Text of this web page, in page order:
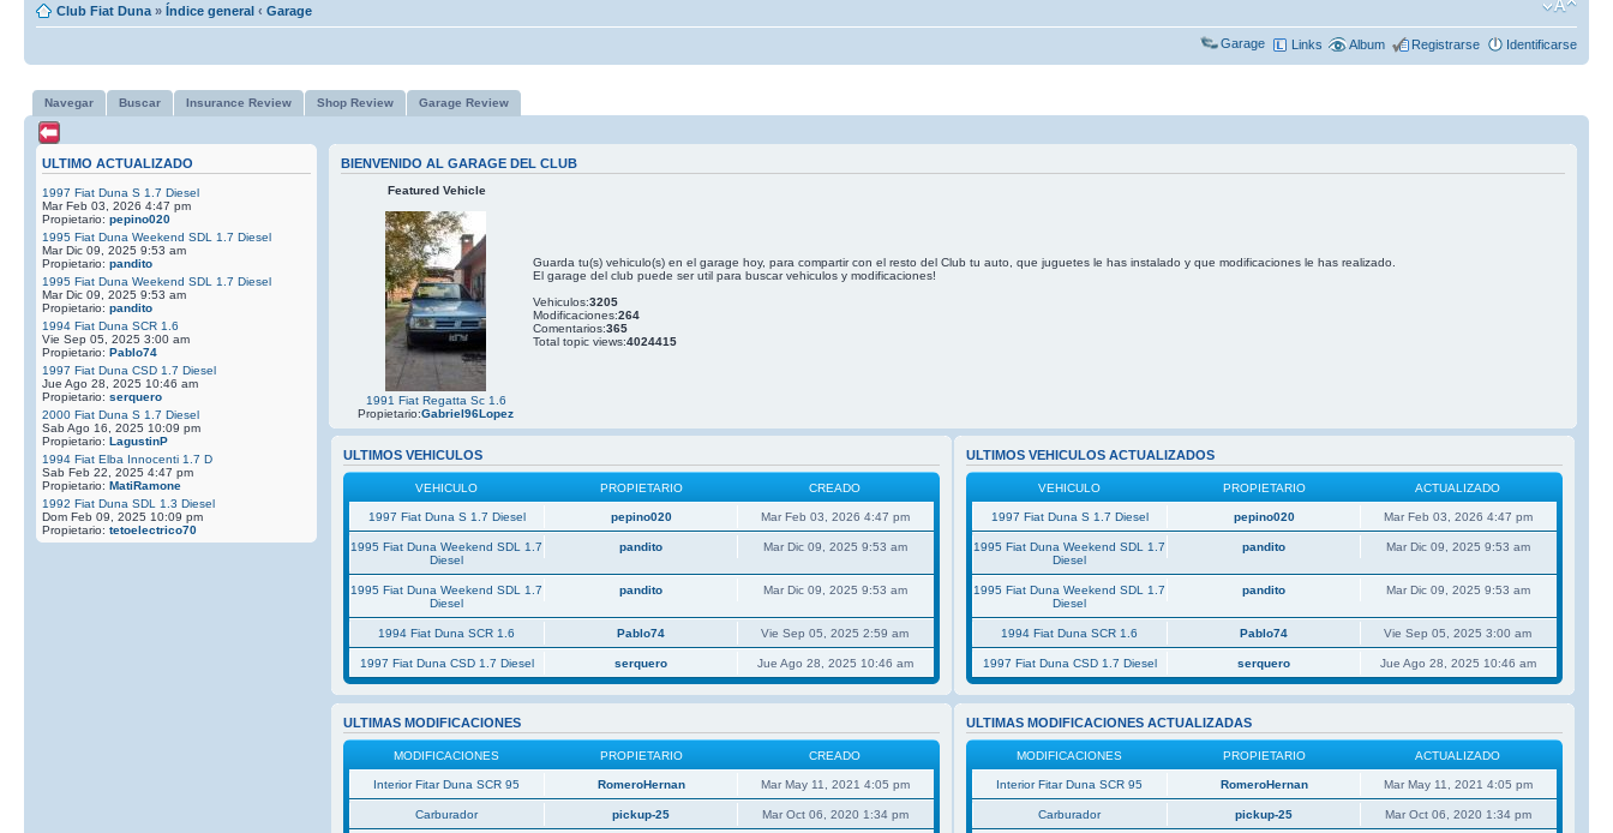
Club Fiat Duna » Índice general ‹ Garage
Garage Links Album Registrarse Identificarse
Navegar Buscar Insurance Review Shop Review Garage Review
ULTIMO ACTUALIZADO
1997 Fiat Duna S 1.7 Diesel
Mar Feb 03, 2026 4:47 pm
Propietario: pepino020
1995 Fiat Duna Weekend SDL 1.7 Diesel
Mar Dic 09, 2025 9:53 am
Propietario: pandito
1995 Fiat Duna Weekend SDL 1.7 Diesel
Mar Dic 09, 2025 9:53 am
Propietario: pandito
1994 Fiat Duna SCR 1.6
Vie Sep 05, 2025 3:00 am
Propietario: Pablo74
1997 Fiat Duna CSD 1.7 Diesel
Jue Ago 28, 2025 10:46 am
Propietario: serquero
2000 Fiat Duna S 1.7 Diesel
Sab Ago 16, 2025 10:09 pm
Propietario: LagustinP
1994 Fiat Elba Innocenti 1.7 D
Sab Feb 22, 2025 4:47 pm
Propietario: MatiRamone
1992 Fiat Duna SDL 1.3 Diesel
Dom Feb 09, 2025 10:09 pm
Propietario: tetoelectrico70
BIENVENIDO AL GARAGE DEL CLUB
Featured Vehicle
1991 Fiat Regatta Sc 1.6
Propietario:Gabriel96Lopez
Guarda tu(s) vehiculo(s) en el garage hoy, para compartir con el resto del Club tu auto, que juguetes le has instalado y que modificaciones le has realizado.
El garage del club puede ser util para buscar vehiculos y modificaciones!
Vehiculos:3205
Modificaciones:264
Comentarios:365
Total topic views:4024415
ULTIMOS VEHICULOS
VEHICULO PROPIETARIO CREADO
1997 Fiat Duna S 1.7 Diesel pepino020 Mar Feb 03, 2026 4:47 pm
1995 Fiat Duna Weekend SDL 1.7
Diesel
pandito Mar Dic 09, 2025 9:53 am
1995 Fiat Duna Weekend SDL 1.7
Diesel
pandito Mar Dic 09, 2025 9:53 am
1994 Fiat Duna SCR 1.6 Pablo74 Vie Sep 05, 2025 2:59 am
1997 Fiat Duna CSD 1.7 Diesel serquero Jue Ago 28, 2025 10:46 am
ULTIMOS VEHICULOS ACTUALIZADOS
VEHICULO PROPIETARIO ACTUALIZADO
1997 Fiat Duna S 1.7 Diesel pepino020 Mar Feb 03, 2026 4:47 pm
1995 Fiat Duna Weekend SDL 1.7
Diesel
pandito Mar Dic 09, 2025 9:53 am
1995 Fiat Duna Weekend SDL 1.7
Diesel
pandito Mar Dic 09, 2025 9:53 am
1994 Fiat Duna SCR 1.6 Pablo74 Vie Sep 05, 2025 3:00 am
1997 Fiat Duna CSD 1.7 Diesel serquero Jue Ago 28, 2025 10:46 am
ULTIMAS MODIFICACIONES
MODIFICACIONES PROPIETARIO CREADO
Interior Fitar Duna SCR 95 RomeroHernan Mar May 11, 2021 4:05 pm
Carburador pickup-25 Mar Oct 06, 2020 1:34 pm
ULTIMAS MODIFICACIONES ACTUALIZADAS
MODIFICACIONES PROPIETARIO ACTUALIZADO
Interior Fitar Duna SCR 95 RomeroHernan Mar May 11, 2021 4:05 pm
Carburador pickup-25 Mar Oct 06, 2020 1:34 pm